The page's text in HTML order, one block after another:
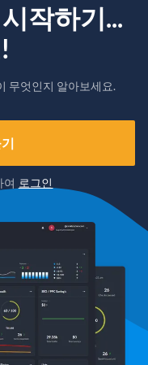
작하기...
무엇인지 알아보세요.
여 로그인